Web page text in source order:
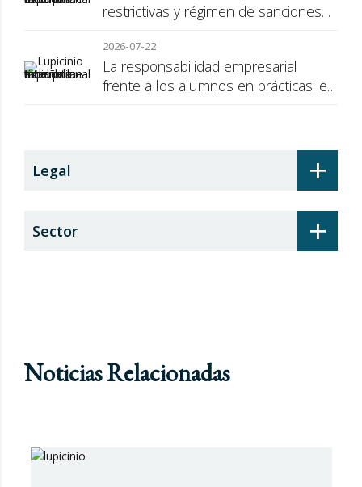
restrictivas y régimen de sanciones
2026-07-22
La responsabilidad empresarial
frente a los alumnos en prácticas: el
+
Legal
+
Sector
Noticias Relacionadas